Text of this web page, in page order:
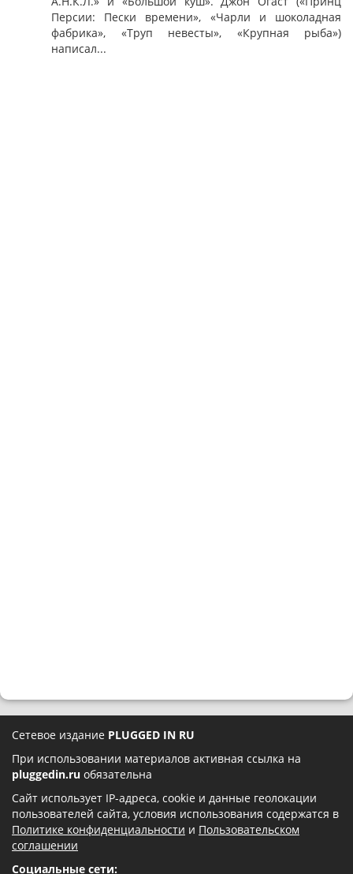
Персии: Пески времени», «Чарли и шоколадная
фабрика», «Труп невесты», «Крупная рыба»)
написал...
Сетевое издание PLUGGED IN RU
При использовании материалов активная ссылка на
pluggedin.ru обязательна
Сайт использует IP-адреса, cookie и данные геолокации
пользователей сайта, условия использования содержатся в
Политике конфиденциальности и Пользовательском
соглашении
Социальные сети: